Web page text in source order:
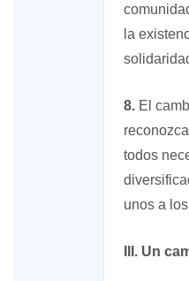
la
8. El
todos
unos a
III. Un